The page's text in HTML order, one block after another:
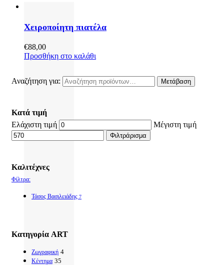
Χειροποίητη πιατέλα
€88,00
Προσθήκη στο καλάθι
Αναζήτηση για: Μετάβαση
Κατά τιμή
Ελάχιστη τιμή
Μέγιστη τιμή
Φιλτράρισμα
Καλιτέχνες
Φίλτρα:
Τάσος Βασιλειάδης 7
Κατηγορία ART
Ζωγραφική 4
Κέντημα 35